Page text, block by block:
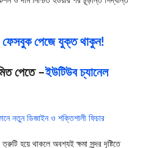
ফেসবুক পেজে যুক্ত থাকুন!
পেতে –ইউটিউব চ্যানেল
নতুন ডিজাইন ও শক্তিশালী ফিচার
হয়ে থাকলে অবশ্যই ক্ষমা সুন্দর দৃষ্টিতে